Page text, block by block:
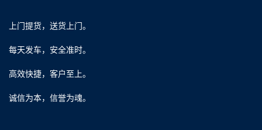
上门提货，送货上门。
每天发车，安全准时。
高效快捷，客户至上。
诚信为本，信誉为魂。